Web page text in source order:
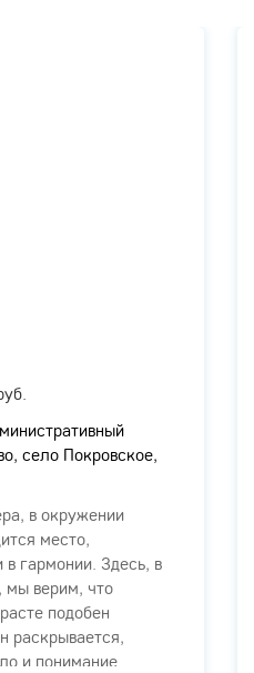
село Покровское,
в окружении
место,
гармонии. Здесь, в
мы верим, что
подобен
раскрывается,
и понимание.